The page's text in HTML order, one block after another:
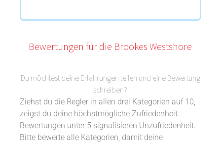
Bewertungen für die Brookes Westshore
Du möchtest deine Erfahrungen teilen und eine Bewertung
schreiben?
Ziehst du die Regler in allen drei Kategorien auf 10,
zeigst du deine höchstmögliche Zufriedenheit.
Bewertungen unter 5 signalisieren Unzufriedenheit.
Bitte bewerte alle Kategorien, damit deine